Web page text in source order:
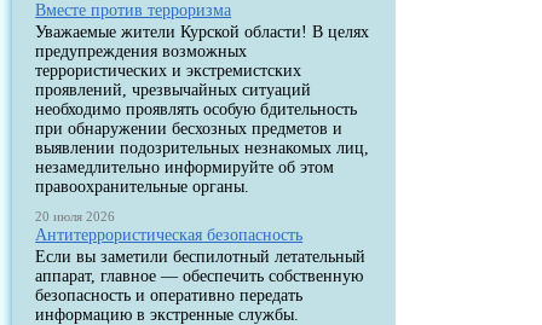
Вместе против терроризма
Уважаемые жители Курской области! В целях
предупреждения возможных
террористических и экстремистских
проявлений, чрезвычайных ситуаций
необходимо проявлять особую бдительность
при обнаружении бесхозных предметов и
выявлении подозрительных незнакомых лиц,
незамедлительно информируйте об этом
правоохранительные органы.
20 июля 2026
Антитеррористическая безопасность
Если вы заметили беспилотный летательный
аппарат, главное — обеспечить собственную
безопасность и оперативно передать
информацию в экстренные службы.